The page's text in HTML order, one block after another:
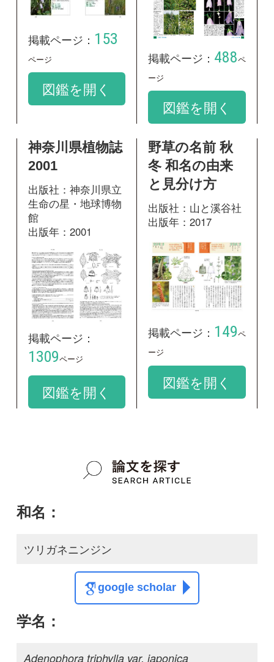
掲載ページ：
1309
図鑑を開く
掲載ページ：149ペ
ージ
図鑑を開く
和名：
ツリガネニンジン
google scholar
学名：
Adenophora triphylla var. japonica
google scholar
質問・報告掲示板TOP
この種に関する
この種の写真を募集中です！お寄せください！